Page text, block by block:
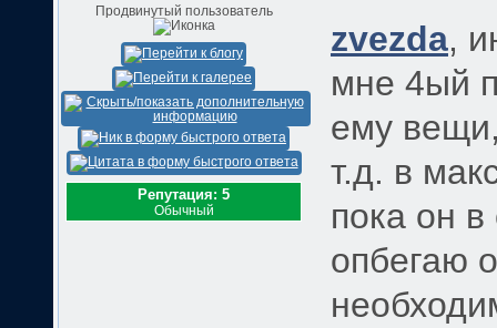
Продвинутый пользователь
Репутация: 5
Обычный
zvezda,
мне 4ый
ему
т.д. в
пока он
опбегаю